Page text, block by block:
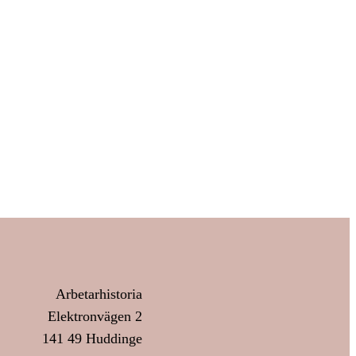
Arbetarhistoria
Elektronvägen 2
141 49 Huddinge